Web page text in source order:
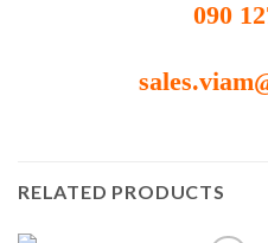
090
RELATED PRODUCTS